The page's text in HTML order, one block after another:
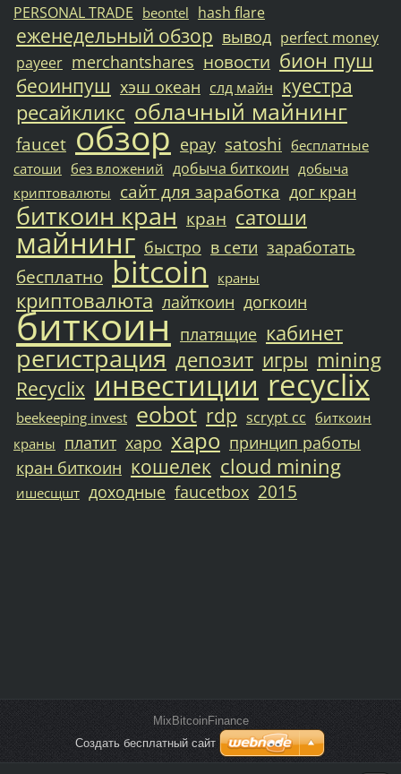
PERSONAL TRADE beontel hash flare
еженедельный обзор вывод perfect money
payeer merchantshares новости бион пуш
беоинпуш хэш океан слд майн куестра
ресайкликс облачный майнинг
faucet обзор epay satoshi бесплатные
сатоши без вложений добыча биткоин добыча
криптовалюты сайт для заработка дог кран
биткоин кран кран сатоши
майнинг быстро в сети заработать
бесплатно bitcoin краны
криптовалюта лайткоин догкоин
биткоин платящие кабинет
регистрация депозит игры mining
Recyclix инвестиции recyclix
beekeeping invest eobot rdp scrypt cc биткоин
краны платит харо xapo принцип работы
кран биткоин кошелек cloud mining
ишесщшт доходные faucetbox 2015
MixBitcoinFinance
Создать бесплатный сайт